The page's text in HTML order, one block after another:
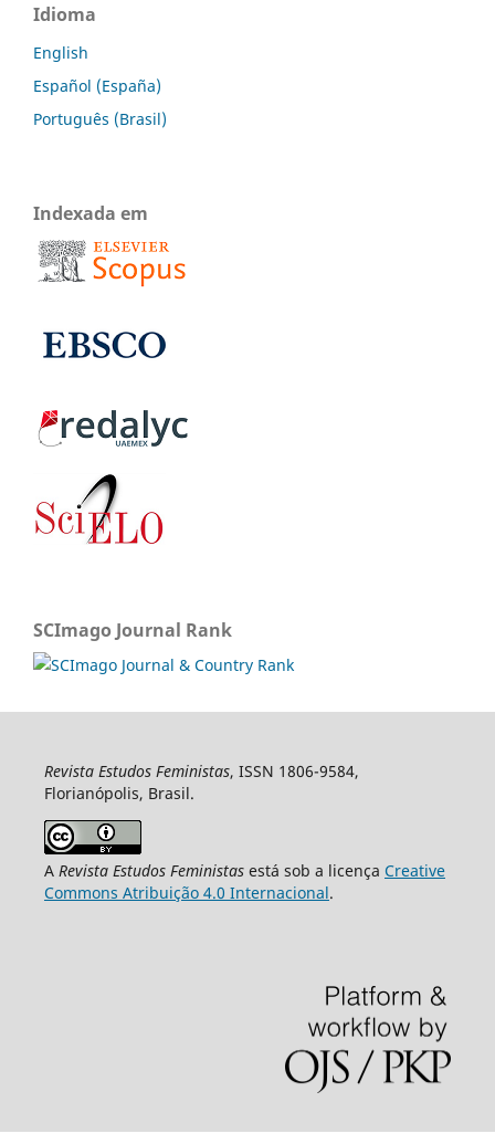
Idioma
English
Español (España)
Português (Brasil)
Indexada em
SCImago Journal Rank
Revista Estudos Feministas, ISSN 1806-9584,
Florianópolis, Brasil.
A Revista Estudos Feministasestá sob a licença Creative
Commons Atribuição 4.0 Internacional.